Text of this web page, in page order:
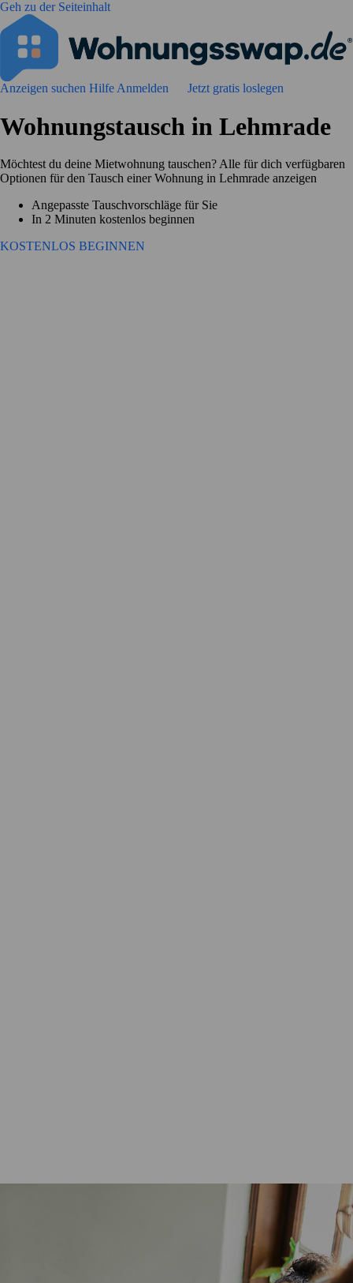
Geh zu der Seiteinhalt
Anzeigen suchen Hilfe Anmelden Jetzt gratis loslegen
Wohnungstausch in Lehmrade
Möchtest du deine Mietwohnung tauschen? Alle für dich verfügbaren
Optionen für den Tausch einer Wohnung in Lehmrade anzeigen
Angepasste Tauschvorschläge für Sie
In 2 Minuten kostenlos beginnen
KOSTENLOS BEGINNEN